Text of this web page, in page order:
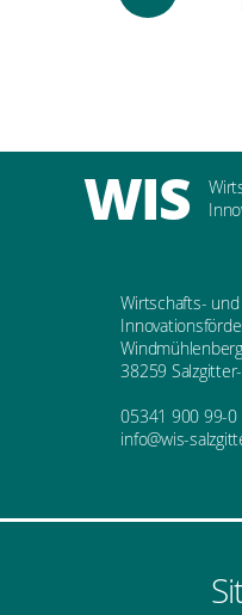
WIS
Wirtschafts- und
38259
05341 900 99-0
info@wis-